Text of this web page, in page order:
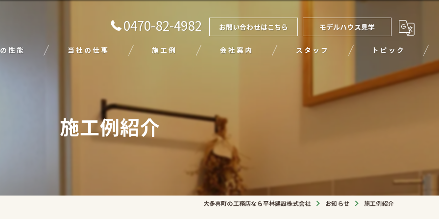
0470-82-4982 お問い合わせはこちら モデルハウス見学
性能 当社の仕事
エクステリア
施工例 会社案内 スタッフ トピック
施工例紹介
大多喜町の工務店なら平林建設株式会社 お知らせ 施工例紹介